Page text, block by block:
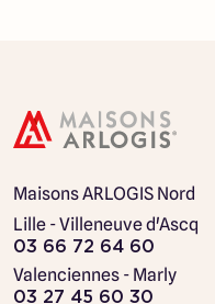
Maisons ARLOGIS Nord
Lille - Villeneuve d'Ascq
03 66 72 64 60
Valenciennes - Marly
03 27 45 60 30